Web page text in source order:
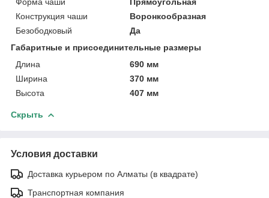
Конструкция чаши
Воронкообразная
Безободковый
Да
Габаритные и присоединительные размеры
Длина
690 мм
Ширина
370 мм
Высота
407 мм
Скрыть
Условия доставки
Доставка курьером по Алматы (в квадрате)
Транспортная компания